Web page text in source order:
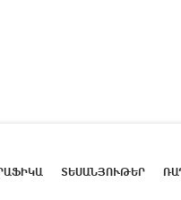
ՏԵՍԱՆՅՈՒԹԵՐ